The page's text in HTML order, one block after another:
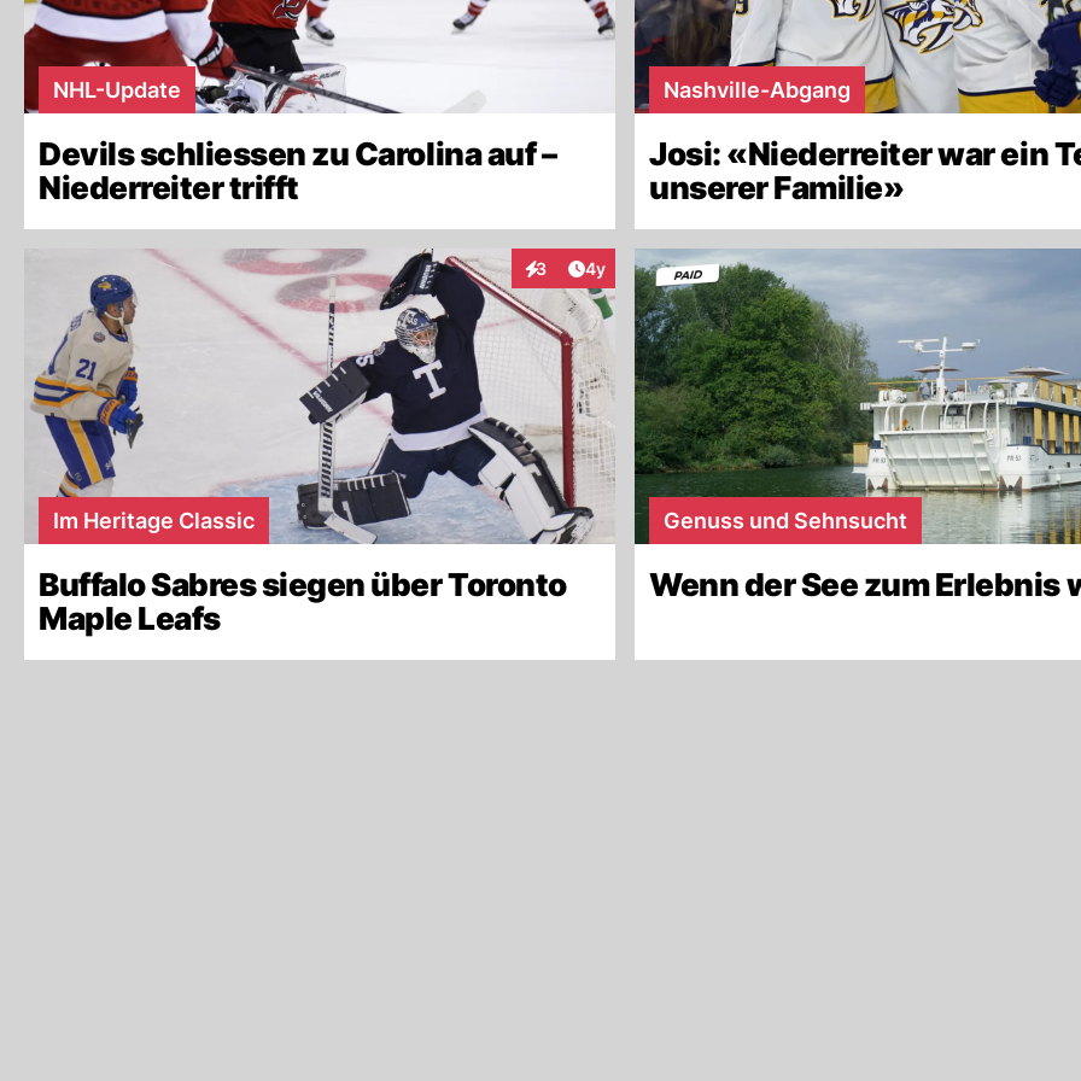
NHL-Update
Devils schliessen zu Carolina auf –
Niederreiter trifft
Nashville-Abgang
Josi: «Niederreiter war ein
unserer Familie»
3
InteraktionenArtikel veröffentlicht:
4y
Im Heritage Classic
Buffalo Sabres siegen über Toronto
Maple Leafs
Genuss und Sehnsucht
Wenn der See zum Erlebnis